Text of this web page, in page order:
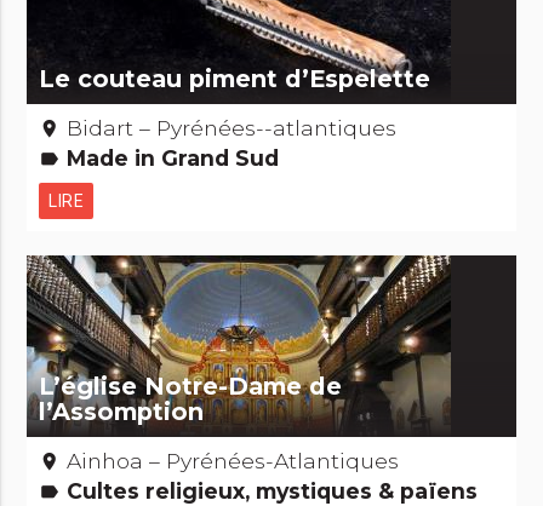
Le couteau piment d’Espelette
place Bidart – Pyrénées--atlantiques
label Made in Grand Sud
LIRE
L’église Notre-Dame de
l’Assomption
place Ainhoa – Pyrénées-Atlantiques
label Cultes religieux, mystiques & païens